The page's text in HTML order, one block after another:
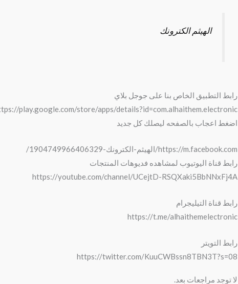
الهيثم الكترونك
رابط التطبيق الخاص بنا على جوجل بلاي
play.google.com/store/apps/details?id=com.alhaithem.electronic
اضغط اعجاب بالصفحه ليصلك كل جديد
https://m.facebook.com/الهيثم-الكترونك-1904749966406329/
رابط قناة اليوتيوب لمشاهده فديوهات المنتجات
https://youtube.com/channel/UCejtD-RSQXaki5BbNNxFj4A
رابط قناة التيليجرام
https://t.me/alhaithemelectronic
رابط التويتر
https://twitter.com/KuuCWBssn8TBN3T?s=08
لا توجد مراجعات بعد.